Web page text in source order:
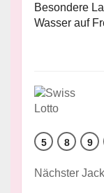
Besondere
Wasser auf
5 8 9
Nächster